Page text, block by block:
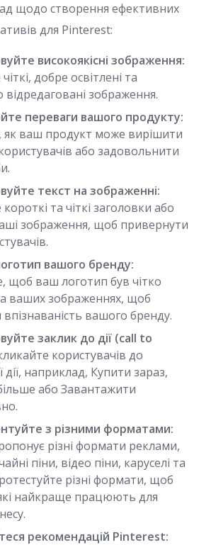
щодо створення ефективних
для Pinterest:
високоякісні зображення:
добре освітлені та
відредаговані зображення.
переваги вашого продукту:
як ваш продукт може вирішити
або задовольнити
текст на зображенні:
та чіткі заголовки або
зображення, щоб привернути
вашого бренду:
щоб ваш логотип був чітко
ваших зображеннях, щоб
вашого бренду.
заклик до дії (call to
користувачів до
дії, наприклад, Купити зараз,
або Завантажити
з різними форматами:
різні формати реклами,
піни, відео піни, каруселі та
різні формати, щоб
найкраще працюють для
рекомендацій Pinterest: